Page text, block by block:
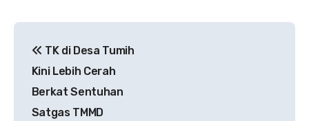
pos
TK di Desa Tumih
Kini Lebih Cerah
Berkat Sentuhan
Satgas TMMD